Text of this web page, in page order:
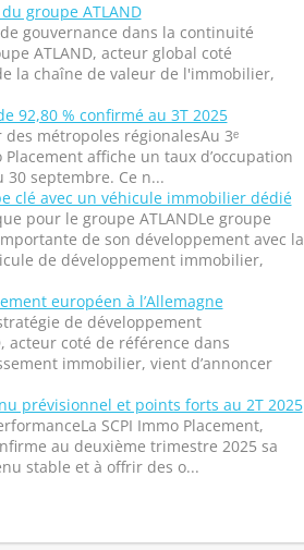
groupe ATLAND
gouvernance dans la continuité
ATLAND, acteur global coté
la chaîne de valeur de l'immobilier,
92,80 % confirmé au 3T 2025
métropoles régionalesAu 3ᵉ
affiche un taux d’occupation
30 septembre. Ce n...
clé avec un véhicule immobilier dédié
pour le groupe ATLANDLe groupe
de son développement avec la
de développement immobilier,
européen à l’Allemagne
de développement
acteur coté de référence dans
immobilier, vient d’annoncer
prévisionnel et points forts au 2T 2025
SCPI Immo Placement,
au deuxième trimestre 2025 sa
stable et à offrir des o...